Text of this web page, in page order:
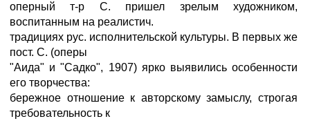
оперный т-р С. пришел зрелым художником,
воспитанным на реалистич.
традициях рус. исполнительской культуры. В первых же
пост. С. (оперы
"Аида" и "Садко", 1907) ярко выявились особенности
его творчества:
бережное отношение к авторскому замыслу, строгая
требовательность к